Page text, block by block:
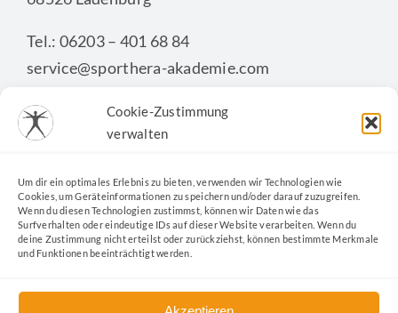
Cookie-Zustimmung
verwalten
Um dir ein optimales Erlebnis zu bieten, verwenden wir Technologien wie
Cookies, um Geräteinformationen zu speichern und/oder darauf zuzugreifen.
Wenn du diesen Technologien zustimmst, können wir Daten wie das
Surfverhalten oder eindeutige IDs auf dieser Website verarbeiten. Wenn du
deine Zustimmung nicht erteilst oder zurückziehst, können bestimmte Merkmale
und Funktionen beeinträchtigt werden.
Tel.: 06203 – 401 68 84
service@sporthera-akademie.com